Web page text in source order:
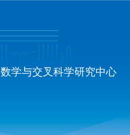
数学与交叉科学研究中心